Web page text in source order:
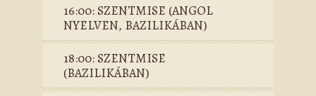
16:00: SZENTMISE (ANGOL
NYELVEN, BAZILIKÁBAN)
18:00: SZENTMISE
(BAZILIKÁBAN)